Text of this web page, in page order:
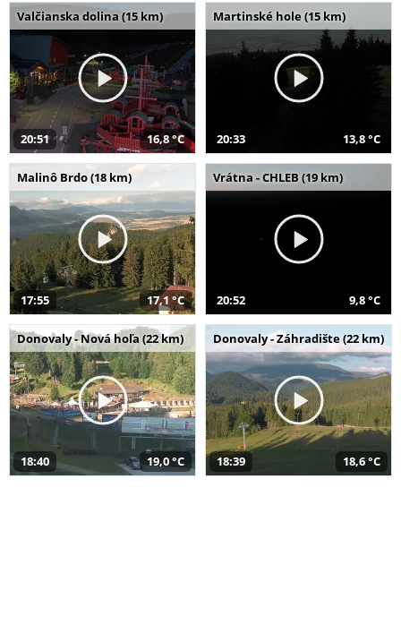
Valčianska dolina (15 km)
20:51 16,8 °C
Martinské hole (15 km)
20:33 13,8 °C
Malinô Brdo (18 km)
17:55 17,1 °C
Vrátna - CHLEB (19 km)
20:52 9,8 °C
Donovaly - Nová hoľa (22 km)
18:40 19,0 °C
Donovaly - Záhradište (22 km)
18:39 18,6 °C